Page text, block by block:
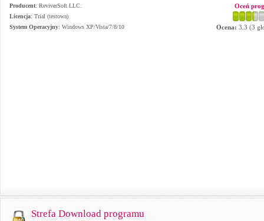
Producent: ReviverSoft LLC.
Licencja: Trial (testowa)
System Operacyjny: Windows XP/Vista/7/8/10
Oceń
Ocena: 3.3 (3
Strefa Download programu